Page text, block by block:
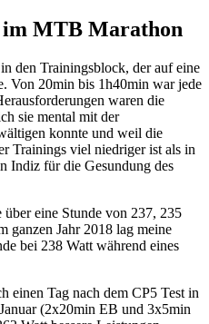
im MTB Marathon
den Trainingsblock, der auf eine
Von 20min bis 1h40min war jede
waren die
sie mental mit der
konnte und weil die
Trainings viel niedriger ist als in
Indiz für die Gesundung des
eine Stunde von 237, 235
ganzen Jahr 2018 lag meine
bei 238 Watt während eines
einen Tag nach dem CP5 Test in
(2x20min EB und 3x5min